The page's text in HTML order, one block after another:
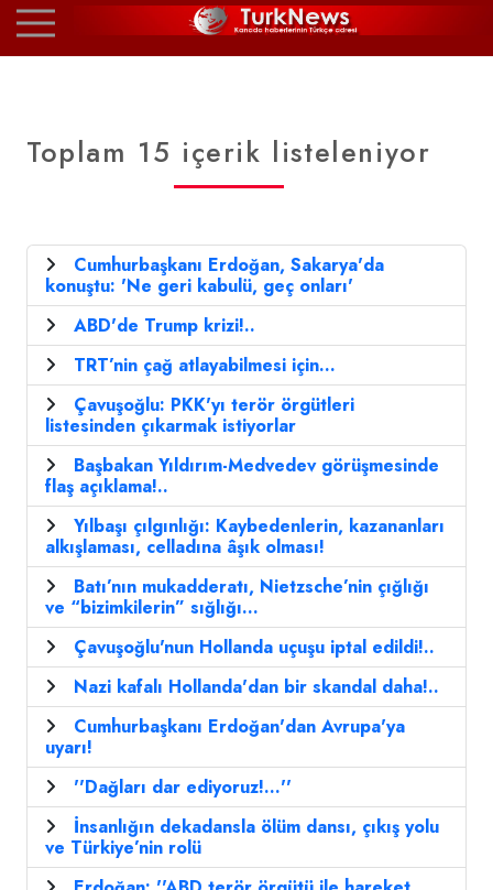
Toplam 15 içerik listeleniyor
Cumhurbaşkanı Erdoğan, Sakarya'da
konuştu: 'Ne geri kabulü, geç onları'
ABD'de Trump krizi!..
TRT’nin çağ atlayabilmesi için...
Çavuşoğlu: PKK'yı terör örgütleri
listesinden çıkarmak istiyorlar
Başbakan Yıldırım-Medvedev görüşmesinde
flaş açıklama!..
Yılbaşı çılgınlığı: Kaybedenlerin, kazananları
alkışlaması, celladına âşık olması!
Batı’nın mukadderatı, Nietzsche’nin çığlığı
ve “bizimkilerin” sığlığı...
Çavuşoğlu'nun Hollanda uçuşu iptal edildi!..
Nazi kafalı Hollanda'dan bir skandal daha!..
Cumhurbaşkanı Erdoğan'dan Avrupa'ya
uyarı!
''Dağları dar ediyoruz!...''
İnsanlığın dekadansla ölüm dansı, çıkış yolu
ve Türkiye’nin rolü